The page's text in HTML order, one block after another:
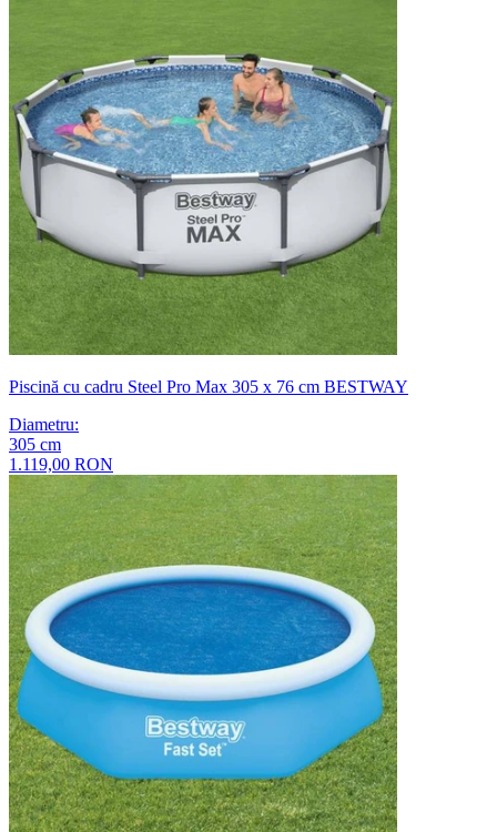
Piscină cu cadru Steel Pro Max 305 x 76 cm BESTWAY
Diametru:
305 cm
1.119,00 RON